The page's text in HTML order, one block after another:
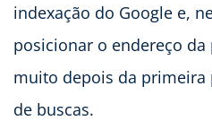
indexação do Google e,
posicionar o endereço
muito depois da primeira
de buscas.